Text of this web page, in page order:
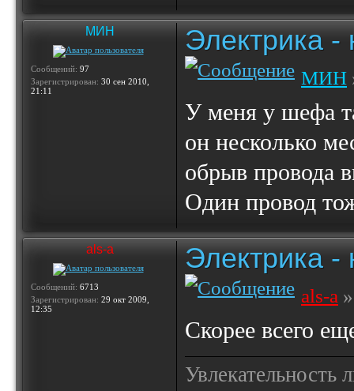
МИН
Сообщений: 97
Зарегистрирован: 30 сен 2010,
21:11
Электрика -
МИН
У меня у шефа
он несколько
обрыв провода
Один провод
als-a
Сообщений: 6713
Зарегистрирован: 29 окт 2009,
12:35
Электрика -
als-a
Скорее всего
Увлекательность